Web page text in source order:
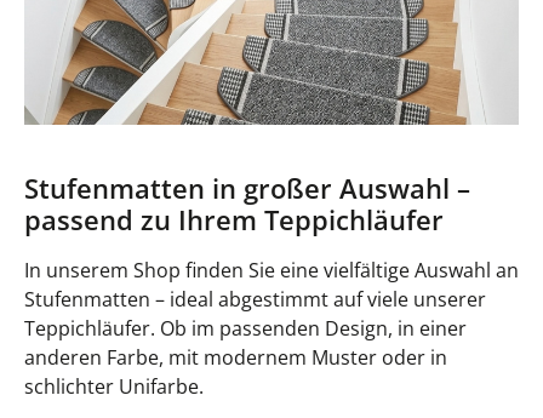
Stufenmatten in großer Auswahl –
passend zu Ihrem Teppichläufer
In unserem Shop finden Sie eine vielfältige Auswahl an
Stufenmatten – ideal abgestimmt auf viele unserer
Teppichläufer. Ob im passenden Design, in einer
anderen Farbe, mit modernem Muster oder in
schlichter Unifarbe.